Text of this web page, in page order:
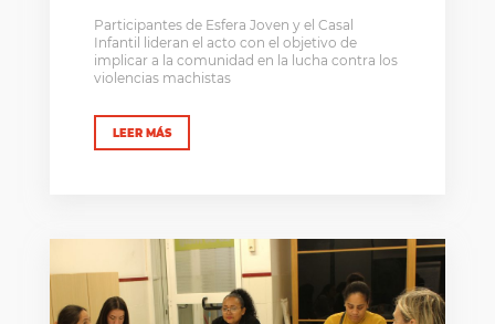
Participantes de Esfera Joven y el Casal
Infantil lideran el acto con el objetivo de
implicar a la comunidad en la lucha contra los
violencias machistas
LEER MÁS